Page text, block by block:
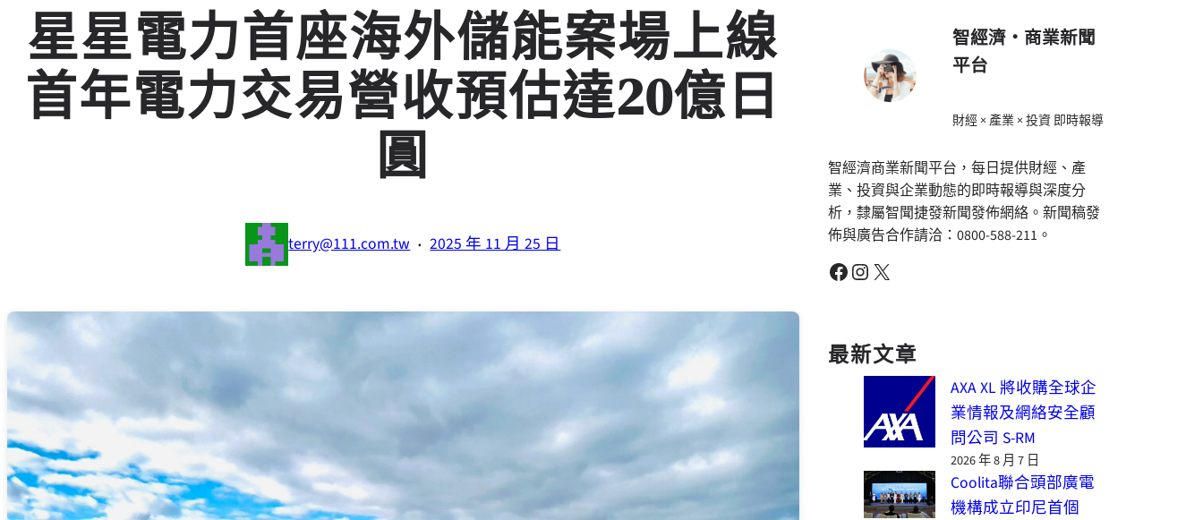
星星電力首座海外儲能案場上線
首年電力交易營收預估達20億日
圓
terry@111.com.tw · 2025 年 11 月 25 日
智經濟・商業新聞
平台
財經 × 產業 × 投資 即時報導
智經濟商業新聞平台，每日提供財經、產
業、投資與企業動態的即時報導與深度分
析，隸屬智聞捷發新聞發佈網絡。新聞稿發
佈與廣告合作請洽：0800-588-211。
Facebook Instagram X
最新文章
AXA XL 將收購全球企
業情報及網絡安全顧
問公司 S-RM
2026 年 8 月 7 日
Coolita聯合頭部廣電
機構成立印尼首個